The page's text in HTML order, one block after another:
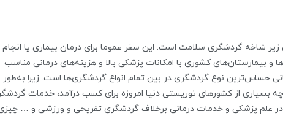
شاخه گردشگری سلامت است. این سفر عموما برای درمان بیماری یا انجام
بیمارستان‌های کشوری با امکانات پزشکی بالا و هزینه‌های درمانی مناسب
حساس‌ترین نوع گردشگری در بین تمام انواع گردشگری‌ها است. زیرا به‌طور
از کشورهای توریستی دنیا امروزه برای کسب درآمد، خدمات
در علم پزشکی و خدمات درمانی برخلاف گردشگری تفریحی و ورزشی و …